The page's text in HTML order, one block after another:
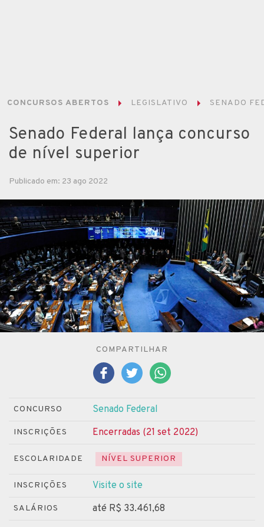
CONCURSOS ABERTOS LEGISLATIVO SENADO
Senado Federal lança concurso
de nível superior
Publicado em: 23 ago 2022
COMPARTILHAR
CONCURSO Senado Federal
INSCRIÇÕES Encerradas (21 set 2022)
ESCOLARIDADE NÍVEL SUPERIOR
INSCRIÇÕES Visite o site
SALÁRIOS até R$ 33.461,68